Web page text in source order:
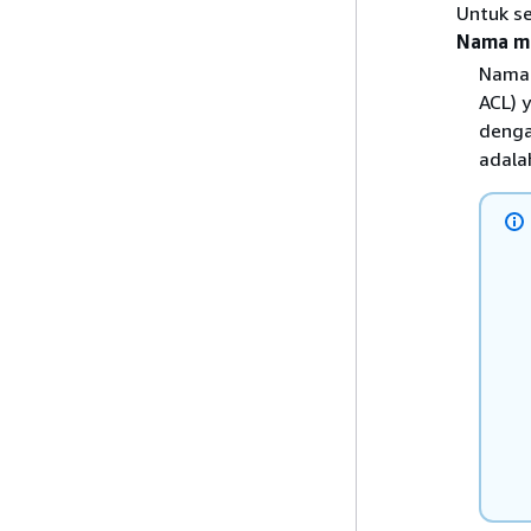
Untuk
Nama
ACL)